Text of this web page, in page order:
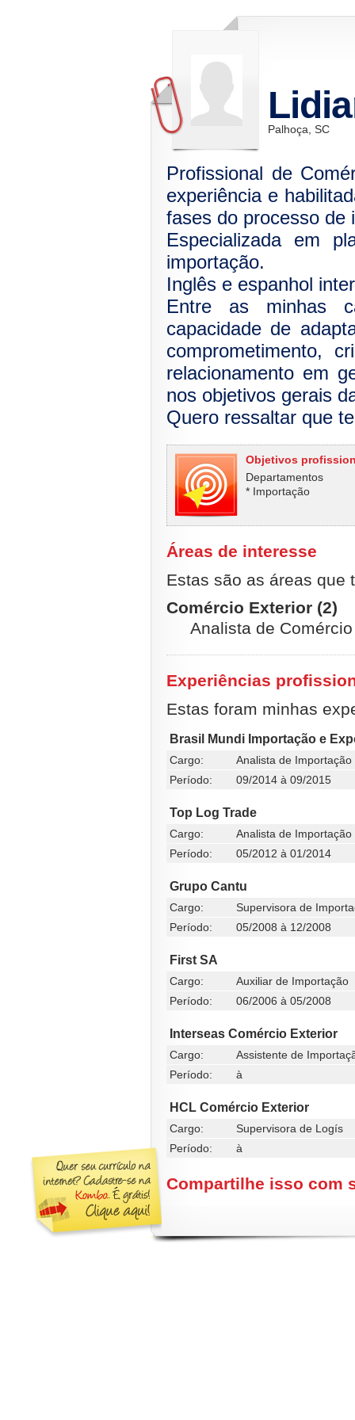
Palhoça, SC
Profissional de
experiência e
fases do processo de
Especializada em
importação.
Inglês e espanhol
Entre as minhas
capacidade de
comprometimento,
relacionamento em
nos objetivos gerais
Quero ressaltar que
Objetivos
Departamentos
* Importação
Áreas de interesse
Estas são as áreas que
Comércio Exterior (2)
Analista de
Experiências
Estas foram minhas
Brasil Mundi Importação e
Cargo:
Analista de Importação
Período:
09/2014 à 09/2015
Top Log Trade
Cargo:
Analista de Importação
Período:
05/2012 à 01/2014
Grupo Cantu
Cargo:
Supervisora de
Período:
05/2008 à 12/2008
First SA
Cargo:
Auxiliar de Importação
Período:
06/2006 à 05/2008
Interseas Comércio Exterior
Cargo:
Assistente de
Período:
à
HCL Comércio Exterior
Cargo:
Supervisora de Logís
Período:
à
Compartilhe isso com